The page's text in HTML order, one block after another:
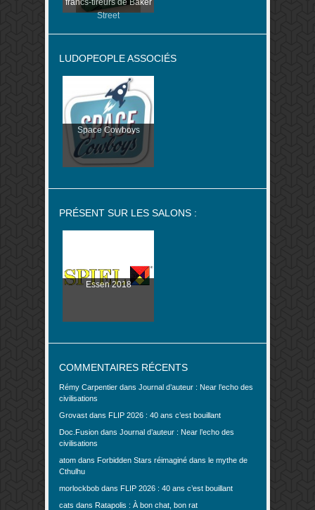
Street
LUDOPEOPLE ASSOCIÉS
Space Cowboys
PRÉSENT SUR LES SALONS :
Essen 2018
COMMENTAIRES RÉCENTS
Rémy Carpentier dans Journal d’auteur : Near l’echo des
civilisations
Grovast dans FLIP 2026 : 40 ans c’est bouillant
Doc.Fusion dans Journal d’auteur : Near l’echo des
civilisations
atom dans Forbidden Stars réimaginé dans le mythe de
Cthulhu
morlockbob dans FLIP 2026 : 40 ans c’est bouillant
cats dans Ratapolis : À bon chat, bon rat